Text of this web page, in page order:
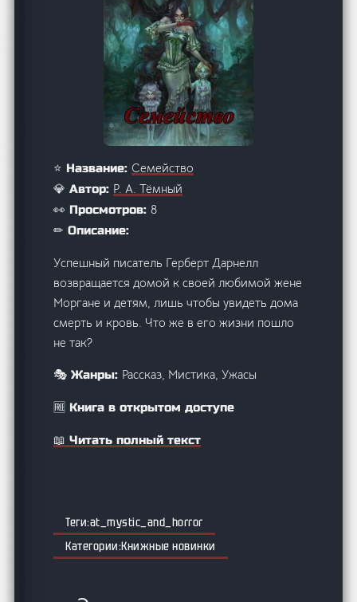
⭐ Название:Семейство
💎 Автор: Р. А. Тёмный
👀 Просмотров:8
✏ Описание:
Успешный писатель Герберт Дарнелл
возвращается домой к своей любимой жене
Моргане и детям, лишь чтобы увидеть дома
смерть и кровь. Что же в его жизни пошло
не так?
🎭 Жанры: Рассказ, Мистика, Ужасы
🆓 Книга в открытом доступе
📖 Читать полный текст
at_mystic_and_horror
Книжные новинки